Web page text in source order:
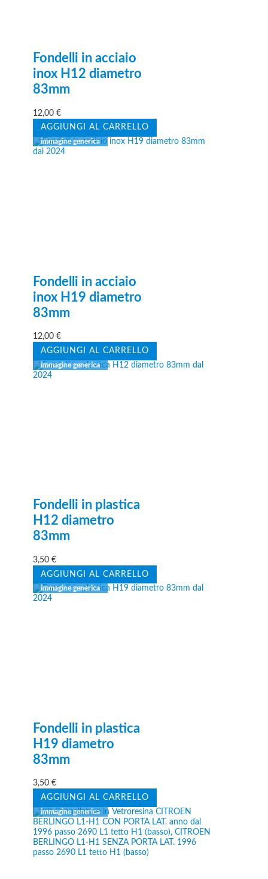
Fondelli in acciaio
inox H12 diametro
83mm
12,00€
AGGIUNGI AL CARRELLO
Fondelli in acciaio
inox H19 diametro
83mm
12,00€
AGGIUNGI AL CARRELLO
Fondelli in plastica
H12 diametro
83mm
3,50€
AGGIUNGI AL CARRELLO
Fondelli in plastica
H19 diametro
83mm
3,50€
AGGIUNGI AL CARRELLO